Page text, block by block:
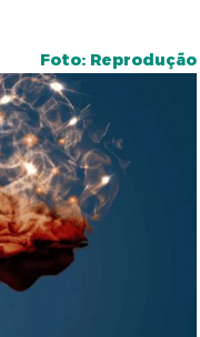
Foto: Reprodução